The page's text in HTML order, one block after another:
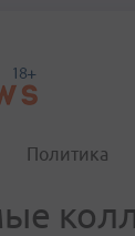
Политика